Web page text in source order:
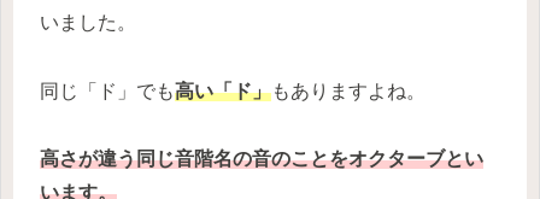
いました。
同じ「ド」でも高い「ド」もありますよね。
高さが違う同じ音階名の音のことをオクターブとい
います。